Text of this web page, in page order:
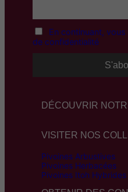
En continuant,
de confidentialité
DÉCOUVRIR
VISITER NOS
Pivoines Arbustives
Pivoines Herbacées
Pivoines Itoh Hybrides